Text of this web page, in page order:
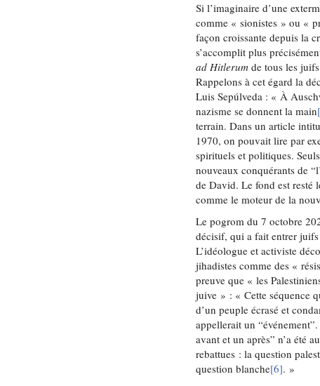
Si l’imaginaire d’une
comme « sionistes » ou «
façon croissante depuis la
s’accomplit plus
ad Hitlerum de tous les
Rappelons à cet égard la
Luis Sepúlveda : « À
nazisme se donnent la main
terrain. Dans un article
1970, on pouvait lire par
spirituels et politiques.
nouveaux conquérants de
de David. Le fond est resté
comme le moteur de la
Le pogrom du 7 octobre
décisif, qui a fait entrer
L’idéologue et activiste
jihadistes comme des «
preuve que « les
juive » : « Cette séquence
d’un peuple écrasé et
appellerait un
avant et un après” n’a été
rebattues : la question
question blanche[6]. »